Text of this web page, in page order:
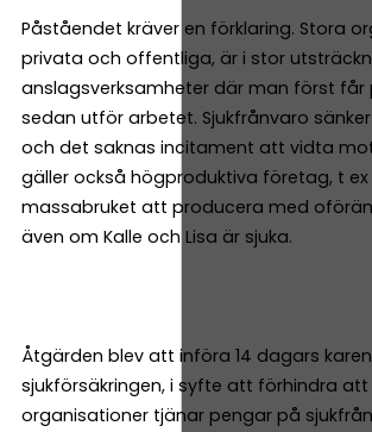
Påståendet kräver en förklaring. Stora
privata och offentliga, är i stor
anslagsverksamheter där man först får
sedan utför arbetet. Sjukfrånvaro
och det saknas incitament att vidta
gäller också högproduktiva företag, t
massabruket att producera med
även om Kalle och Lisa är sjuka.
Åtgärden blev att införa 14 dagars
sjukförsäkringen, i syfte att förhindra
organisationer tjänar pengar på